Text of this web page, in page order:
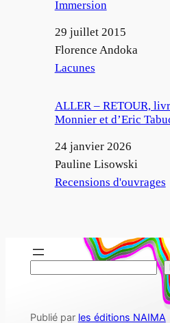
Immersion
Date
29 juillet 2015
Auteur
Florence Andoka
Par rapport à
Lacunes
ALLER – RETOUR,
Monnier et d’Eric
Date
24 janvier 2026
Auteur
Pauline Lisowski
Par rapport à
Recensions d'ouvrages
Publié par les éditions NAIMA